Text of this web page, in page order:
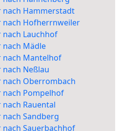
nach Hammerstadt
nach Hofherrnweiler
nach Lauchhof
nach Mädle
nach Mantelhof
Neßlau
nach Oberrombach
nach Pompelhof
Rauental
Sandberg
Sauerbachhof